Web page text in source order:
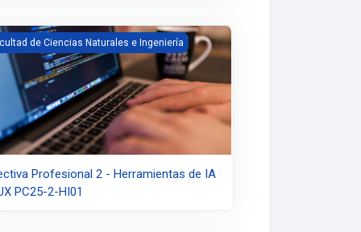
Profesional 2 - Herramientas de IA y UX PC25-2-HI01
de Ciencias Naturales e Ingeniería
Profesional 2 - Herramientas de IA
PC25-2-HI01